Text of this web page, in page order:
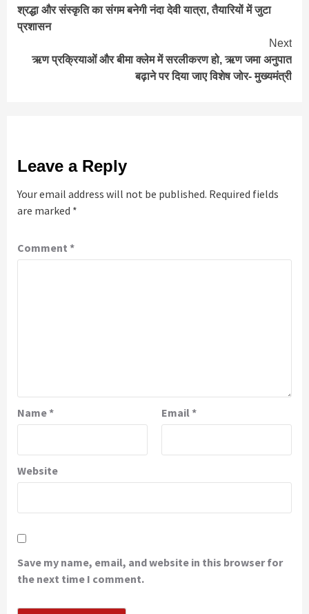
Reading
श्रद्धा और संस्कृति का संगम बनेगी नंदा देवी यात्रा, तैयारियों में जुटा
प्रशासन
Next
ऋण प्रक्रियाओं और बीमा क्लेम में सरलीकरण हो, ऋण जमा अनुपात
बढ़ाने पर दिया जाए विशेष जोर- मुख्यमंत्री
Leave a Reply
Your email address will not be published. Required fields
are marked *
Comment *
Name* Email *
Website
Save my name, email, and website in this browser for
the next time I comment.